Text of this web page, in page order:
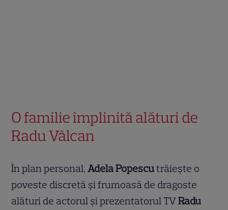
O familie împlinită alături de
Radu Vâlcan
În plan personal,Adela Popescutrăiește o
poveste discretă și frumoasă de dragoste
alături de actorul și prezentatorul TVRadu